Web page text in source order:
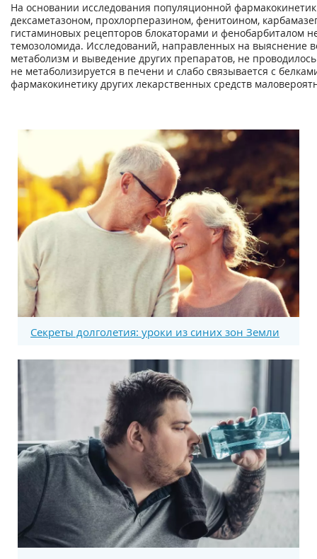
На основании исследования популяционной
дексаметазоном, прохлорперазином, фенитоином,
гистаминовых рецепторов блокаторами и фенобарбиталом
темозоломида. Исследований, направленных на выяснение
метаболизм и выведение других препаратов, не
не метаболизируется в печени и слабо связывается с
фармакокинетику других лекарственных средств
Секреты долголетия: уроки из синих зон Земли